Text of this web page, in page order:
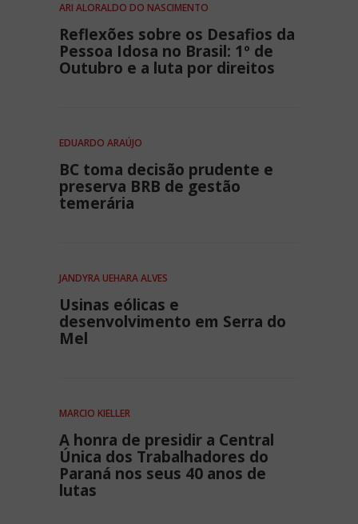
ARI ALORALDO DO NASCIMENTO
Reflexões sobre os Desafios da
Pessoa Idosa no Brasil: 1º de
Outubro e a luta por direitos
EDUARDO ARAÚJO
BC toma decisão prudente e
preserva BRB de gestão
temerária
JANDYRA UEHARA ALVES
Usinas eólicas e
desenvolvimento em Serra do
Mel
MARCIO KIELLER
A honra de presidir a Central
Única dos Trabalhadores do
Paraná nos seus 40 anos de
lutas